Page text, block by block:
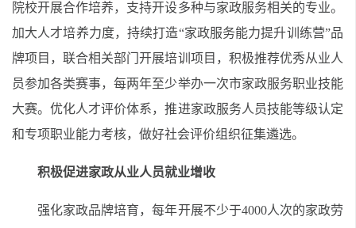
院校开展合作培养，支持开设多种与家政服务相关的专业。
加大人才培养力度，持续打造“家政服务能力提升训练营”品
牌项目，联合相关部门开展培训项目，积极推荐优秀从业人
员参加各类赛事，每两年至少举办一次市家政服务职业技能
大赛。优化人才评价体系，推进家政服务人员技能等级认定
和专项职业能力考核，做好社会评价组织征集遴选。
积极促进家政从业人员就业增收
强化家政品牌培育，每年开展不少于4000人次的家政劳